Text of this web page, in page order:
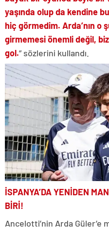
yaşında olup da kendine
hiç görmedim. Arda’nın o
girmemesi önemli değil,
gol.” sözlerini kullandı.
İSPANYA’DA YENİDEN
BİRİ!
Ancelotti’nin Arda Güler’e